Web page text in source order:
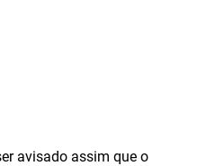
avisado assim que o